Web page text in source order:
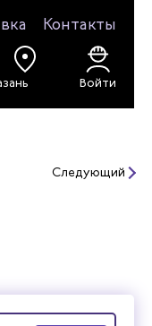
Контакты
Войти
Следующий